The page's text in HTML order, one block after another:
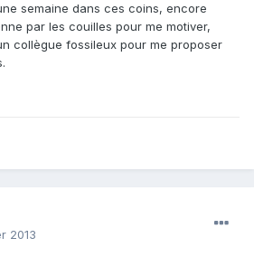
semaine dans ces coins, encore
par les couilles pour me motiver,
collègue fossileux pour me proposer
2013